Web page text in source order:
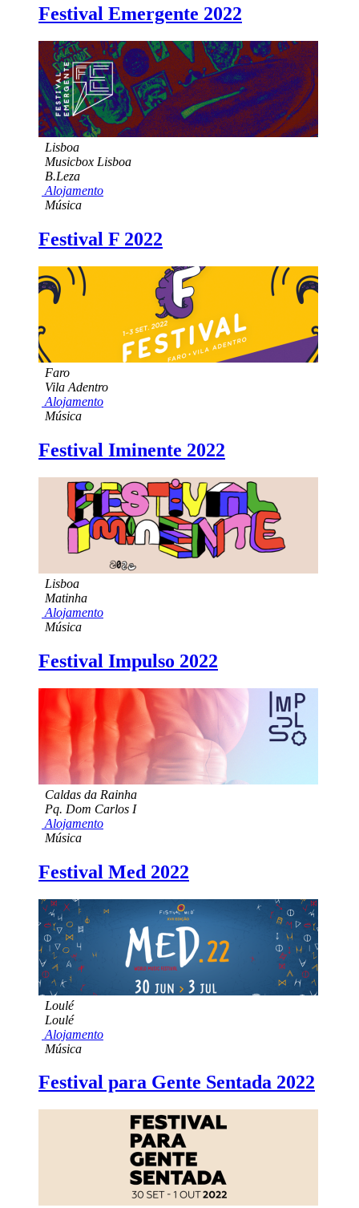
Festival Emergente 2022
Lisboa
Musicbox Lisboa
B.Leza
Alojamento
Música
Festival F 2022
Faro
Vila Adentro
Alojamento
Música
Festival Iminente 2022
Lisboa
Matinha
Alojamento
Música
Festival Impulso 2022
Caldas da Rainha
Pq. Dom Carlos I
Alojamento
Música
Festival Med 2022
Loulé
Loulé
Alojamento
Música
Festival para Gente Sentada 2022